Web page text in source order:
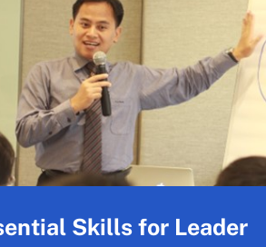
(TFT)
Skills for Leader